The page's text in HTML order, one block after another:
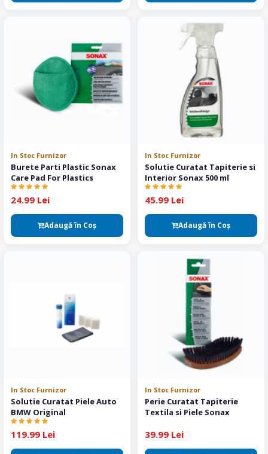
In Stoc Furnizor
Burete Parti Plastic Sonax
Care Pad For Plastics
24.99 Lei
Adaugă în Coş
In Stoc Furnizor
Solutie Curatat Tapiterie si
Interior Sonax 500 ml
45.99 Lei
Adaugă în Coş
In Stoc Furnizor
Solutie Curatat Piele Auto
BMW Original
119.99 Lei
In Stoc Furnizor
Perie Curatat Tapiterie
Textila si Piele Sonax
39.99 Lei